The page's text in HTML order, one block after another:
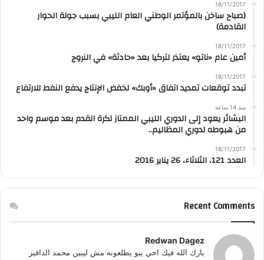
18/11/2017
(صباح ساخن بالمؤتمر الوطني العام الليبي بسبب جولة الحوار
القادمة)
18/11/2017
أمين عام «ناتو» يعتذر لتركيا بعد «حادثة» في النروج
18/11/2017
تبدد توقعات تمديد اتفاق «أوبك» لخفض الإنتاج يدفع النفط للارتفاع
منذ 14 ساعة
البشائر يعود إلى الدوري الليبي الممتاز لكرة القدم بعد موسم واحد
من هبوطه لدوري المظاليم..
18/11/2017
العدد 121، الثلاثاء، 26 يناير 2016
Recent Comments
Redwan Dagez
بارك الله فيك اخي يبو يطلعونه مش ليبين محمد الداقيز